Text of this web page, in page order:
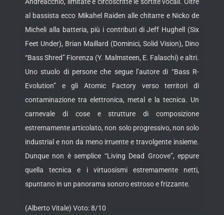
Andreacchio, limitate e circoscritte le sortite vocali. Oltre
al bassista ecco Mikahel Raiden alle chitarre e Nicko de
Micheli alla batteria, più i contributi di Jeff Hughell (Six
Feet Under), Brian Maillard (Dominici, Solid Vision), Dino
“Bass Shred” Fiorenza (Y. Malmsteen, E. Falaschi) e altri.
Uno stuolo di persone che segue l’autore di “Bass R-
Evolution” e gli Atomic Factory verso territori di
contaminazione tra elettronica, metal e la tecnica. Un
carnevale di cose e strutture di composizione
estremamente articolato, non solo progressivo, non solo
industrial e non da meno irruente e travolgente insieme.
Dunque non è semplice “Living Dead Groove”, eppure
quella tecnica e i virtuosismi estremamente netti,
spuntano in un panorama sonoro estroso e frizzante.
(Alberto Vitale) Voto: 8/10